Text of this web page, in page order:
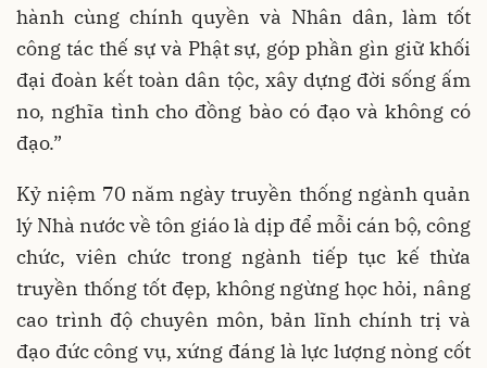
hành cùng chính quyền và Nhân dân, làm tốt
công tác thế sự và Phật sự, góp phần gìn giữ khối
đại đoàn kết toàn dân tộc, xây dựng đời sống ấm
no, nghĩa tình cho đồng bào có đạo và không có
đạo.”
Kỷ niệm 70 năm ngày truyền thống ngành quản
lý Nhà nước về tôn giáo là dịp để mỗi cán bộ, công
chức, viên chức trong ngành tiếp tục kế thừa
truyền thống tốt đẹp, không ngừng học hỏi, nâng
cao trình độ chuyên môn, bản lĩnh chính trị và
đạo đức công vụ, xứng đáng là lực lượng nòng cốt